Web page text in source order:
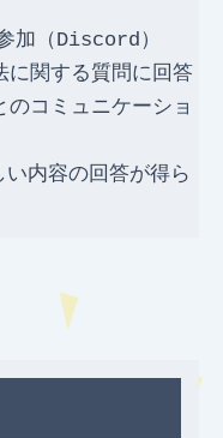
加（Discord）
関する質問に回答
コミュニケーショ
内容の回答が得ら